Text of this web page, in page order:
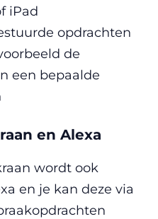
iPad
opdrachten
de
een bepaalde
en Alexa
wordt ook
en je kan deze via